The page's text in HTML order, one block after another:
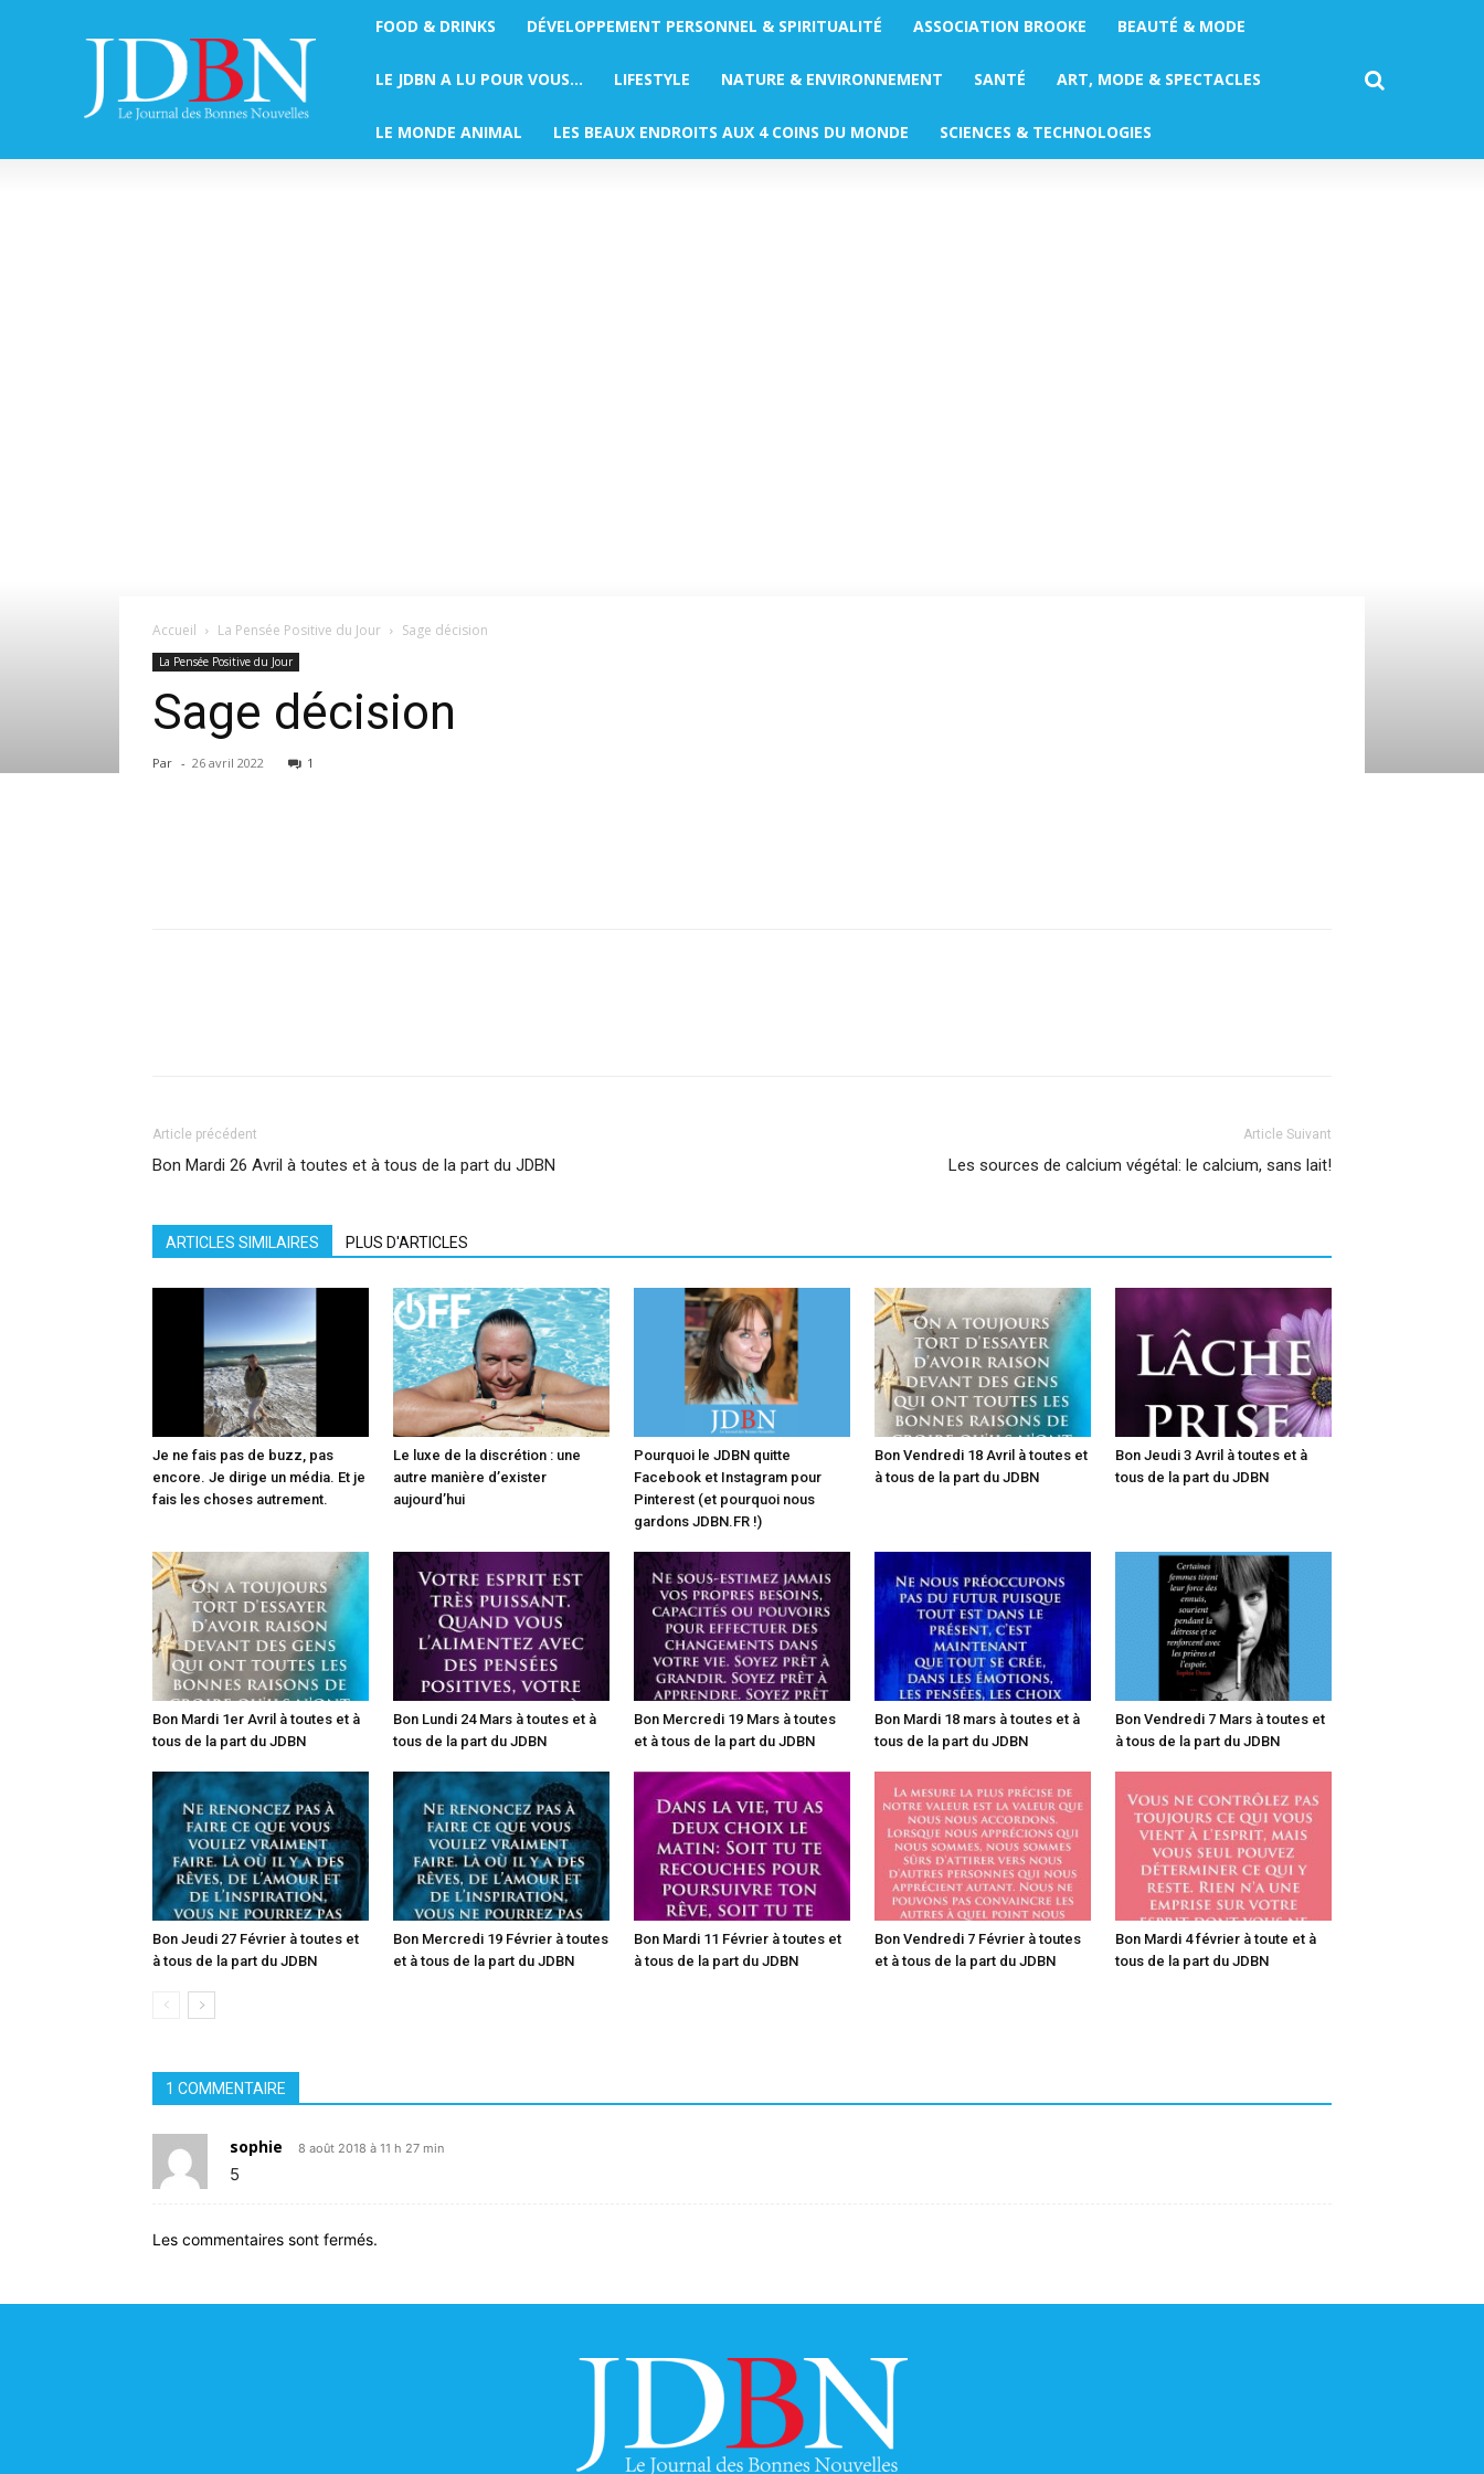
FOOD & DRINKS DÉVELOPPEMENT PERSONNEL & SPIRITUALITÉ ASSOCIATION BROOKE BEAUTÉ & MODE
LE JDBN A LU POUR VOUS… LIFESTYLE NATURE & ENVIRONNEMENT SANTÉ ART, MODE & SPECTACLES
LE MONDE ANIMAL LES BEAUX ENDROITS AUX 4 COINS DU MONDE SCIENCES & TECHNOLOGIES
Accueil La Pensée Positive du Jour Sage décision
La Pensée Positive du Jour
Sage décision
Par - 26 avril 2022 1
Article précédent
Bon Mardi 26 Avril à toutes et à tous de la part du JDBN
Article Suivant
Les sources de calcium végétal: le calcium, sans lait!
ARTICLES SIMILAIRES PLUS D'ARTICLES
Je ne fais pas de buzz, pas
encore. Je dirige un média. Et je
fais les choses autrement.
Le luxe de la discrétion : une
autre manière d’exister
aujourd’hui
Pourquoi le JDBN quitte
Facebook et Instagram pour
Pinterest (et pourquoi nous
gardons JDBN.FR !)
Bon Vendredi 18 Avril à toutes et
à tous de la part du JDBN
Bon Jeudi 3 Avril à toutes et à
tous de la part du JDBN
Bon Mardi 1er Avril à toutes et à
tous de la part du JDBN
Bon Lundi 24 Mars à toutes et à
tous de la part du JDBN
Bon Mercredi 19 Mars à toutes
et à tous de la part du JDBN
Bon Mardi 18 mars à toutes et à
tous de la part du JDBN
Bon Vendredi 7 Mars à toutes et
à tous de la part du JDBN
Bon Jeudi 27 Février à toutes et
à tous de la part du JDBN
Bon Mercredi 19 Février à toutes
et à tous de la part du JDBN
Bon Mardi 11 Février à toutes et
à tous de la part du JDBN
Bon Vendredi 7 Février à toutes
et à tous de la part du JDBN
Bon Mardi 4 février à toute et à
tous de la part du JDBN
1 COMMENTAIRE
sophie 8 août 2018 à 11 h 27 min
5
Les commentaires sont fermés.